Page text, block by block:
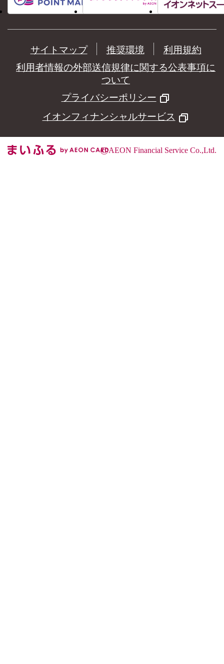
サイトマップ 推奨環境
利用規約
利用者情報の外部送信規律に関する公表事項に
ついて
プライバシーポリシー
イオンフィナンシャルサービス
©AEON Financial Service Co.,Ltd.